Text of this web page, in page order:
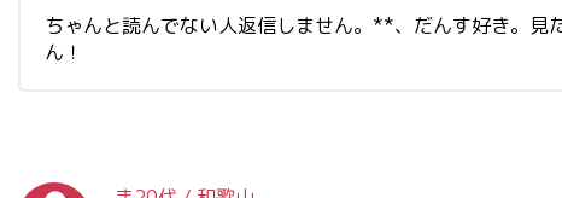
ちゃんと読んでない人返信しません。**、だんす好き。
ん！